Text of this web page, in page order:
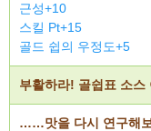
근성+10
스킬 Pt+15
골드 쉽의 우정도+5
부활하라! 골쉽표 소스
……맛을 다시 연구해